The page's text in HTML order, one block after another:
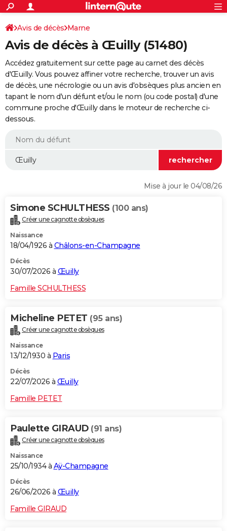
ACTUALITÉS
Politique
Société
Faits Divers
Education
Monde
Villes
+
SPORT
Coupe du monde 2026
Football
Tennis
Cyclisme
Rugby
Forum
Programme TV
TNT
Streaming
Cinéma
Sorties cinéma
Musique
+
FINANCE
Retraite
Epargne
Immobilier
Risques naturels par ville
Assurance
AUTO
Essais
Réserver un essai
Citadines
Berlines
SUV
Forum auto
+
HIGH-TECH
BRICOLAGE
WEEK-END
Alimentation
Guide de la santé
Maladies
Médicaments
Sommeil
VOYAGE
Destinations
City break
Voyage nature
Voyage de noces
Forum
Climat
+PHOTO
GUIDES D'ACHAT
Carte de Noël
Carte Bonne année
Carte Saint-Valentin
Carte Pâques
Carte d'anniversaire
DICTIONNAIRE
Dictionnaire
Biographies
Citations
Expressions
Proverbes
PROGRAMME TV
S'inscrire
Se connecter
Lycées
Collèges
Primaires
Universités
Entreprises
Service militaire
Avis de recherche
AVIS DE DÉCÈS
FORUM
Bricolage
Lifestyle
Culture
Television
Voyage
Avis de décès Marne
Avis de décès à Œuilly (51480)
Accédez gratuitement sur cette page au carnet des décès
d'Œuilly. Vous pouvez affiner votre recherche, trouver un avis
de décès, une nécrologie ou un avis d'obsèques plus ancien en
tapant le nom d'un défunt et/ou le nom (ou code postal) d'une
commune proche d'Œuilly dans le moteur de recherche ci-
dessous.
Mise à jour le 04/08/26
Simone SCHULTHESS (100 ans)
Créer une cagnotte obsèques
Naissance
18/04/1926 à Châlons-en-Champagne
Décès
30/07/2026 à Œuilly
Famille SCHULTHESS
Micheline PETET (95 ans)
Créer une cagnotte obsèques
Naissance
13/12/1930 à Paris
Décès
22/07/2026 à Œuilly
Famille PETET
Paulette GIRAUD (91 ans)
Créer une cagnotte obsèques
Naissance
25/10/1934 à Aÿ-Champagne
Décès
26/06/2026 à Œuilly
Famille GIRAUD